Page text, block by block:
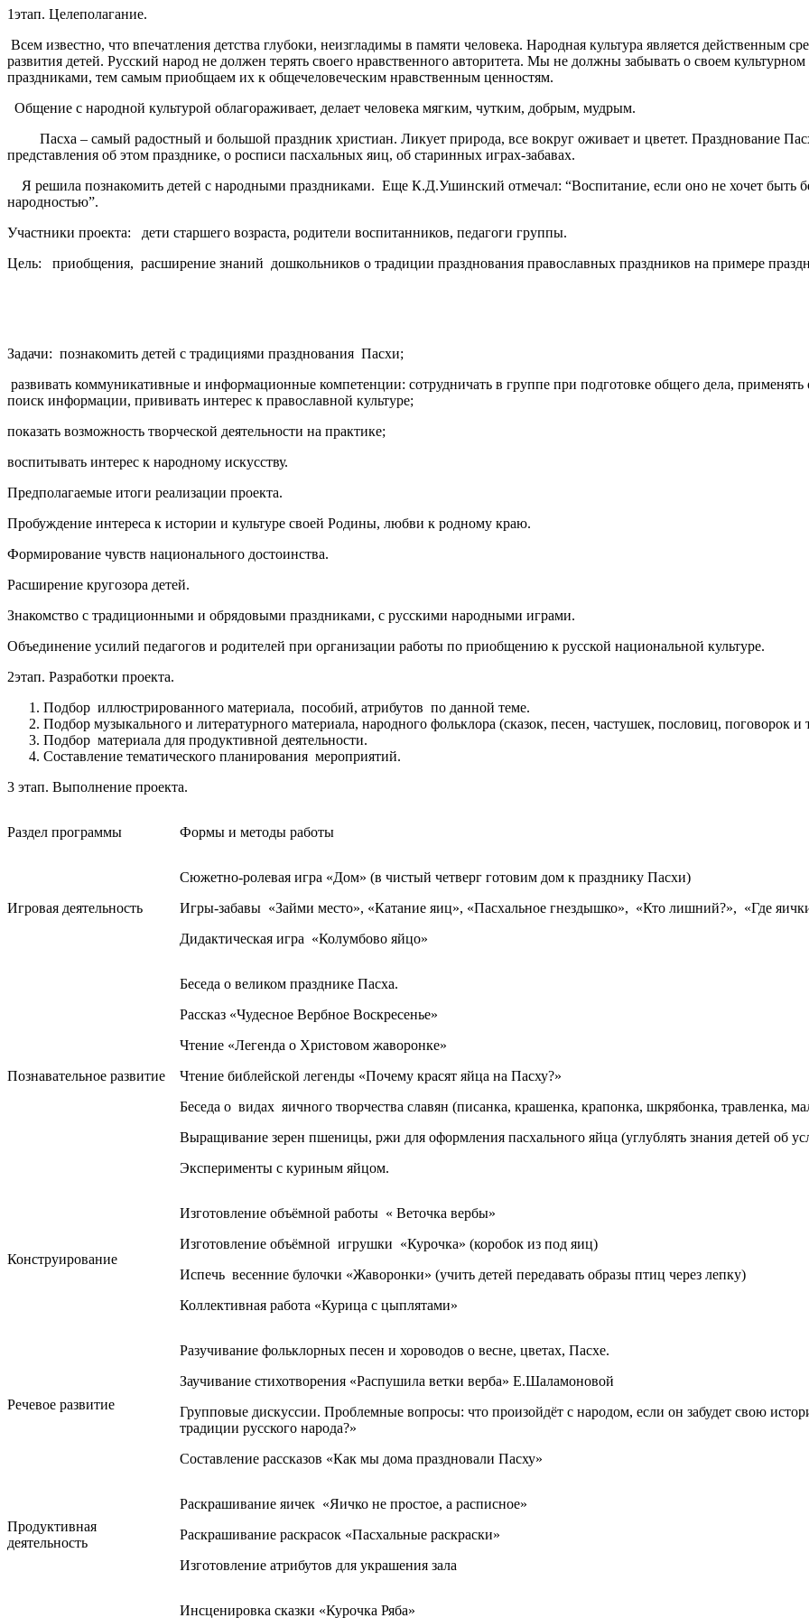
1этап. Целеполагание.
Всем известно, что впечатления детства глубоки, неизгладимы в памяти человека. Народная культура является действенным
развития детей. Русский народ не должен терять своего нравственного авторитета. Мы не должны забывать о своем
праздниками, тем самым приобщаем их к общечеловеческим нравственным ценностям.
Общение с народной культурой облагораживает, делает человека мягким, чутким, добрым, мудрым.
Пасха – самый радостный и большой праздник христиан. Ликует природа, все вокруг оживает и цветет. Празднование
представления об этом празднике, о росписи пасхальных яиц, об старинных играх-забавах.
Я решила познакомить детей с народными праздниками. Еще К.Д.Ушинский отмечал: “Воспитание, если оно не хочет
народностью”.
Участники проекта:
дети старшего возраста, родители воспитанников, педагоги группы.
Цель: приобщения, расширение знаний дошкольников о традиции празднования православных праздников на примере
Задачи: познакомить детей с традициями празднования Пасхи;
развивать коммуникативные и информационные компетенции: сотрудничать в группе при подготовке общего дела,
поиск информации, прививать интерес к православной культуре;
показать возможность творческой деятельности на практике;
воспитывать интерес к народному искусству.
Предполагаемые итоги реализации проекта.
Пробуждение интереса к истории и культуре своей Родины, любви к родному краю.
Формирование чувств национального достоинства.
Расширение кругозора детей.
Знакомство с традиционными и обрядовыми праздниками, с русскими народными играми.
Объединение усилий педагогов и родителей при организации работы по приобщению к русской национальной культуре.
2этап. Разработки проекта.
Подбор иллюстрированного материала, пособий, атрибутов по данной теме.
Подбор музыкального и литературного материала, народного фольклора (сказок, песен, частушек, пословиц, поговорок и
Подбор материала для продуктивной деятельности.
Составление тематического планирования мероприятий.
3 этап. Выполнение проекта.
Раздел программы Формы и методы работы
Игровая деятельность
Сюжетно-ролевая игра «Дом» (в чистый четверг готовим дом к празднику Пасхи)
Игры-забавы «Займи место», «Катание яиц», «Пасхальное гнездышко», «Кто лишний?», «Где
Дидактическая игра «Колумбово яйцо»
Познавательное развитие
Беседа о великом празднике Пасха.
Рассказ «Чудесное Вербное Воскресенье»
Чтение «Легенда о Христовом жаворонке»
Чтение библейской легенды «Почему красят яйца на Пасху?»
Беседа о видах яичного творчества славян (писанка, крашенка, крапонка, шкрябонка, травленка,
Выращивание зерен пшеницы, ржи для оформления пасхального яйца (углублять знания детей об
Эксперименты с куриным яйцом.
Конструирование
Изготовление объёмной работы « Веточка вербы»
Изготовление объёмной игрушки «Курочка» (коробок из под яиц)
Испечь весенние булочки «Жаворонки» (учить детей передавать образы птиц через лепку)
Коллективная работа «Курица с цыплятами»
Речевое развитие
Разучивание фольклорных песен и хороводов о весне, цветах, Пасхе.
Заучивание стихотворения «Распушила ветки верба» Е.Шаламоновой
Групповые дискуссии. Проблемные вопросы: что произойдёт с народом, если он забудет свою
традиции русского народа?»
Составление рассказов «Как мы дома праздновали Пасху»
Продуктивная
деятельность
Раскрашивание яичек «Яичко не простое, а расписное»
Раскрашивание раскрасок «Пасхальные раскраски»
Изготовление атрибутов для украшения зала
Инсценировка сказки «Курочка Ряба»